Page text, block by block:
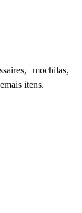
mochilas,
itens.